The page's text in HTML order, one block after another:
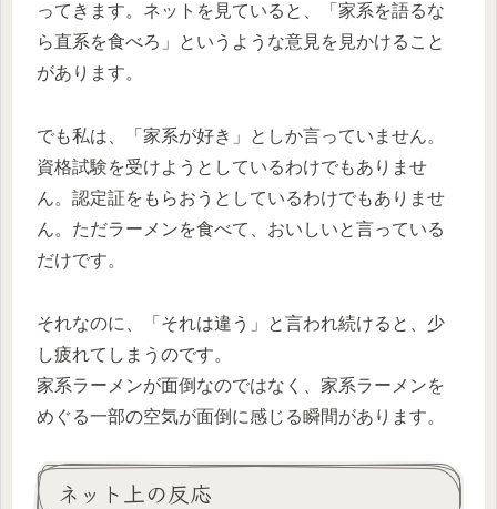
ってきます。ネットを見ていると、「家系を語るな
ら直系を食べろ」というような意見を見かけること
があります。
でも私は、「家系が好き」としか言っていません。
資格試験を受けようとしているわけでもありませ
ん。認定証をもらおうとしているわけでもありませ
ん。ただラーメンを食べて、おいしいと言っている
だけです。
それなのに、「それは違う」と言われ続けると、少
し疲れてしまうのです。
家系ラーメンが面倒なのではなく、家系ラーメンを
めぐる一部の空気が面倒に感じる瞬間があります。
ネット上の反応